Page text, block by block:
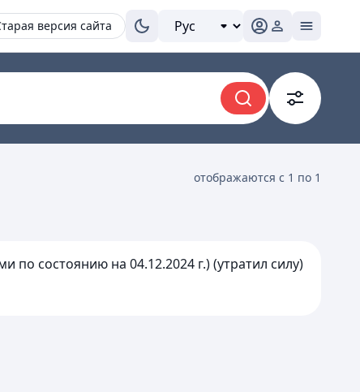
версия сайта
отображаются с 1 по 1
по состоянию на 04.12.2024 г.) (утратил силу)